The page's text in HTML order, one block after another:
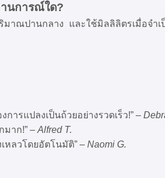
นการณ์ใด?
ณปานกลาง และใช้มิลลิลิตรเมื่อจำเ
ารแปลงเป็นถ้วยอย่างรวดเร็ว!” –
มาก!” – Alfred T.
ลวโดยอัตโนมัติ” – Naomi G.